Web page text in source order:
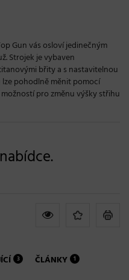
Gun vás osloví jedinečným
Strojek je vybaven
břity a s nastavitelnou
pohodlně měnit pomocí
pro změnu výšky střihu
3 ČLÁNKY 1